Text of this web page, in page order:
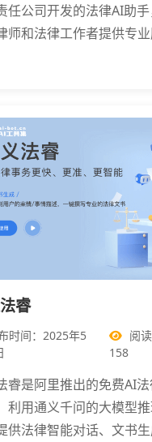
任公司开发的法律AI助
师和法律工作者提供专业
睿
时间：2025年5
阅读
158
睿是阿里推出的免费AI
利用通义千问的大模型
供法律智能对话、文书生